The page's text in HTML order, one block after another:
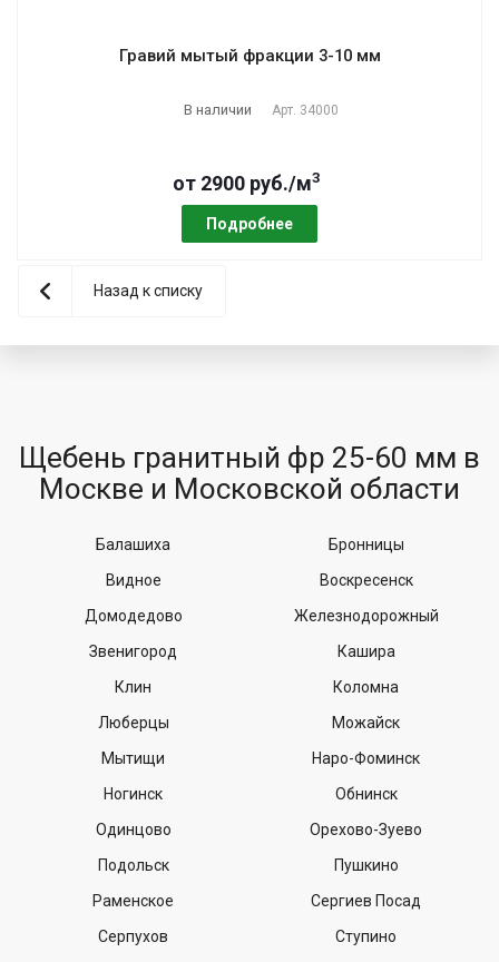
Гравий мытый фракции 3-10 мм
В наличии Арт. 34000
от 2900 руб./м3
Подробнее
Назад к списку
Щебень гранитный фр 25-60 мм в
Москве и Московской области
Балашиха
Бронницы
Видное
Воскресенск
Домодедово
Железнодорожный
Звенигород
Кашира
Клин
Коломна
Люберцы
Можайск
Мытищи
Наро-Фоминск
Ногинск
Обнинск
Одинцово
Орехово-Зуево
Подольск
Пушкино
Раменское
Сергиев Посад
Серпухов
Ступино